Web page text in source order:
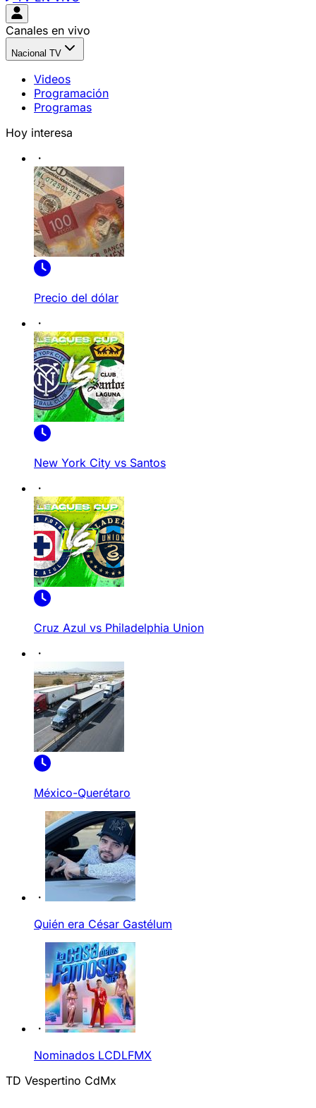
Canales en vivo
Nacional TV
Videos
Programación
Programas
Hoy interesa
Precio del dólar
New York City vs Santos
Cruz Azul vs Philadelphia Union
México-Querétaro
Quién era César Gastélum
Nominados LCDLFMX
TD Vespertino CdMx